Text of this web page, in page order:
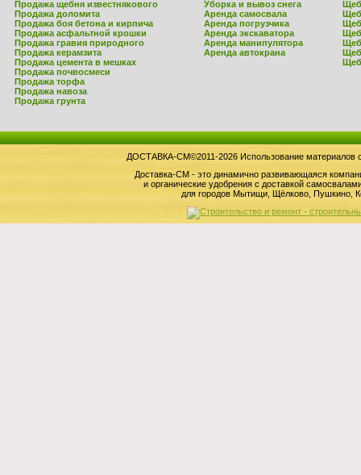
Продажа щебня известнякового
Продажа доломита
Продажа боя бетона и кирпича
Продажа асфальтной крошки
Продажа гравия природного
Продажа керамзита
Продажа цемента в мешках
Уборка и вывоз снега
Аренда самосвала
Аренда погрузчика
Аренда экскаватора
Аренда манипулятора
Аренда автокрана
Продажа почвосмеси
Продажа торфа
Продажа навоза
Продажа грунта
ДОСТАВКА-СМ©2011-2026 Использование материалов
Доставка-СМ - это динамично развивающаяся
и органические удобрения с доставкой
для городов Мытищи, Щёлково, Пушкино,